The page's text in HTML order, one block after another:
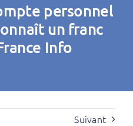
personnel
un franc
Info
Suivant